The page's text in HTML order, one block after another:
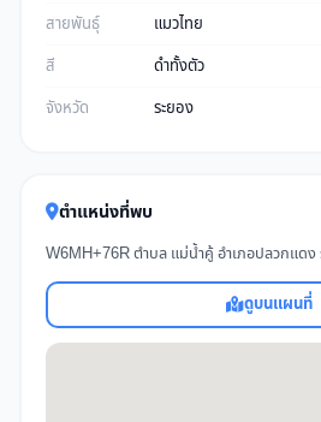
สายพันธุ์
แมวไทย
สี
ดำทั้งตัว
จังหวัด
ระยอง
ตำแหน่งที่พบ
W6MH+76R ตำบล แม่น้ำคู้ อำเภอปลวกแดง
ดูบนแผนที่